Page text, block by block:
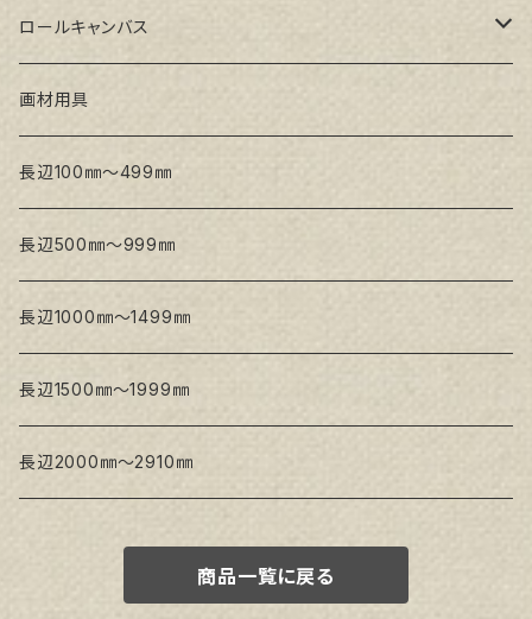
トークロ イエロー(中目)
トークロ 赤SP(中目)
Snow White SPC(中目)
シナパネル
GAERA F(中細目)
GAERA BA(中荒目)
Snow White SPC(中目)
Snow White SLA(中目)
ロールキャンバス
GAERA F(中細目) / BA(中荒目)
Snow White SLA(中目)
Snow White SLH(中太目)
Snow White SPC(中目)
トークロ イエロー
生キャンバス
画材用具
長辺100㎜～499㎜
長辺500㎜～999㎜
長辺1000㎜～1499㎜
長辺1500㎜～1999㎜
長辺2000㎜～2910㎜
商品一覧に戻る